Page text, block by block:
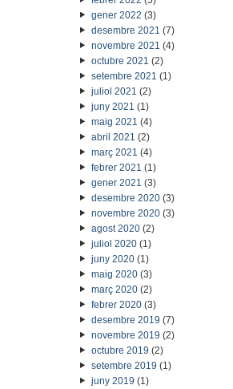
gener 2022 (3)
desembre 2021 (7)
novembre 2021 (4)
octubre 2021 (2)
setembre 2021 (1)
juliol 2021 (2)
juny 2021 (1)
maig 2021 (4)
abril 2021 (2)
març 2021 (4)
febrer 2021 (1)
gener 2021 (3)
desembre 2020(3)
novembre 2020(3)
agost 2020(2)
juliol 2020(1)
juny 2020(1)
maig 2020(3)
març 2020(2)
febrer 2020(3)
desembre 2019 (7)
novembre 2019 (2)
octubre 2019 (2)
setembre 2019 (1)
juny 2019 (1)